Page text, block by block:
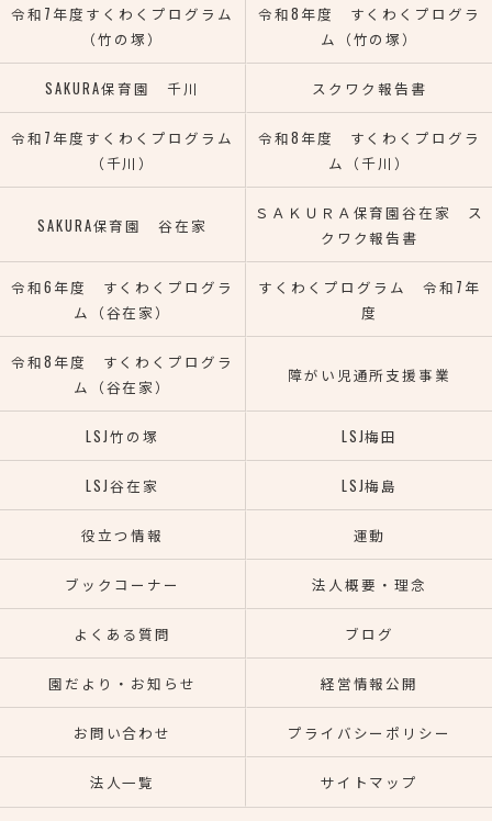
令和7年度すくわくプログラム
（竹の塚）
令和8年度 すくわくプログラ
ム（竹の塚）
SAKURA保育園 千川 スクワク報告書
令和7年度すくわくプログラム
（千川）
令和8年度 すくわくプログラ
ム（千川）
SAKURA保育園 谷在家
ＳＡＫＵＲＡ保育園谷在家 ス
クワク報告書
令和6年度 すくわくプログラ
ム（谷在家）
すくわくプログラム 令和7年
度
令和8年度 すくわくプログラ
ム（谷在家）
障がい児通所支援事業
LSJ竹の塚 LSJ梅田
LSJ谷在家 LSJ梅島
役立つ情報 運動
ブックコーナー 法人概要・理念
よくある質問 ブログ
園だより・お知らせ 経営情報公開
お問い合わせ プライバシーポリシー
法人一覧 サイトマップ